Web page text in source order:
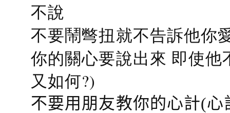
不說
不要鬧彆扭就不告訴他你
你的關心要說出來 即使
又如何?)
不要用朋友教你的心計(